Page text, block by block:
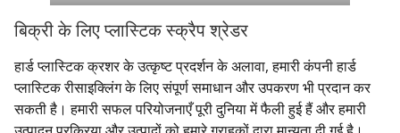
बिक्री के लिए प्लास्टिक स्क्रैप श्रेडर
हार्ड प्लास्टिक क्रशर के उत्कृष्ट प्रदर्शन के अलावा, हमारी कंपनी हार्ड
प्लास्टिक रीसाइक्लिंग के लिए संपूर्ण समाधान और उपकरण भी प्रदान कर
सकती है। हमारी सफल परियोजनाएँ पूरी दुनिया में फैली हुई हैं और हमारी